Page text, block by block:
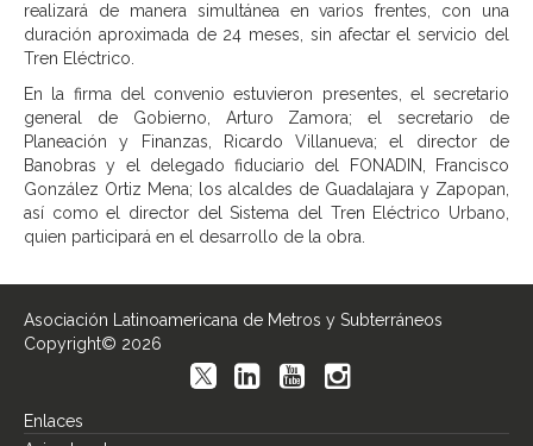
realizará de manera simultánea en varios frentes, con una
duración aproximada de 24 meses, sin afectar el servicio del
Tren Eléctrico.
En la firma del convenio estuvieron presentes, el secretario
general de Gobierno, Arturo Zamora; el secretario de
Planeación y Finanzas, Ricardo Villanueva; el director de
Banobras y el delegado fiduciario del FONADIN, Francisco
González Ortiz Mena; los alcaldes de Guadalajara y Zapopan,
así como el director del Sistema del Tren Eléctrico Urbano,
quien participará en el desarrollo de la obra.
Asociación Latinoamericana de Metros y Subterráneos
Copyright© 2026
Enlaces